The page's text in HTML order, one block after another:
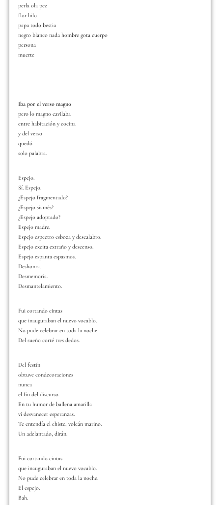
perla ola pez
flor hilo
papa todo bestia
negro blanco nada hombre gota cuerpo
persona
muerte
Iba por el verso magno
pero lo magno cavilaba
entre habitación y cocina
y del verso
quedó
solo palabra.
Espejo.
Sí. Espejo.
¿Espejo fragmentado?
¿Espejo siamés?
¿Espejo adoptado?
Espejo madre.
Espejo espectro esboza y descalabro.
Espejo excita extraño y descenso.
Espejo espanta espasmos.
Deshonra.
Desmemoria.
Desmantelamiento.
Fui cortando cintas
que inauguraban el nuevo vocablo.
No pude celebrar en toda la noche.
Del sueño corté tres dedos.
Del festín
obtuve condecoraciones
nunca
el fin del discurso.
En tu humor de ballena amarilla
vi desvanecer esperanzas.
Te entendía el chiste, volcán marino.
Un adelantado, dirán.
Fui cortando cintas
que inauguraban el nuevo vocablo.
No pude celebrar en toda la noche.
El espejo.
Bah.